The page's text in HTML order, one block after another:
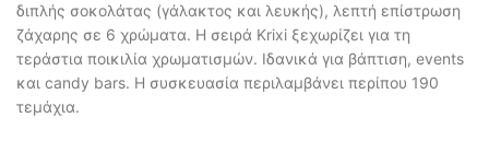
διπλής σοκολάτας (γάλακτος και λευκής), λεπτή επίστρωση
ζάχαρης σε 6 χρώματα. Η σειρά Krixi ξεχωρίζει για τη
τεράστια ποικιλία χρωματισμών. Ιδανικά για βάπτιση, events
και candy bars. Η συσκευασία περιλαμβάνει περίπου 190
τεμάχια.